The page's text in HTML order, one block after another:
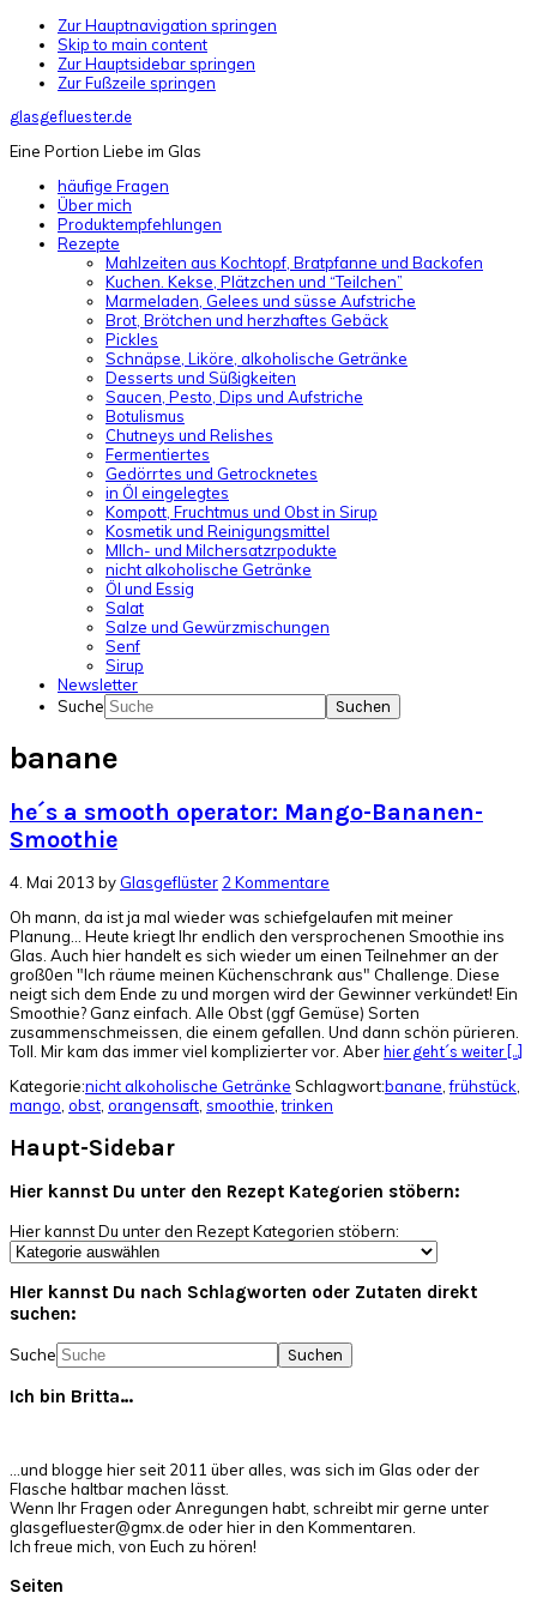
Zur Hauptnavigation springen
Skip to main content
Zur Hauptsidebar springen
Zur Fußzeile springen
glasgefluester.de
Eine Portion Liebe im Glas
häufige Fragen
Über mich
Produktempfehlungen
Rezepte
Mahlzeiten aus Kochtopf, Bratpfanne und Backofen
Kuchen. Kekse, Plätzchen und “Teilchen”
Marmeladen, Gelees und süsse Aufstriche
Brot, Brötchen und herzhaftes Gebäck
Pickles
Schnäpse, Liköre, alkoholische Getränke
Desserts und Süßigkeiten
Saucen, Pesto, Dips und Aufstriche
Botulismus
Chutneys und Relishes
Fermentiertes
Gedörrtes und Getrocknetes
in Öl eingelegtes
Kompott, Fruchtmus und Obst in Sirup
Kosmetik und Reinigungsmittel
MIlch- und Milchersatzrpodukte
nicht alkoholische Getränke
Öl und Essig
Salat
Salze und Gewürzmischungen
Senf
Sirup
Newsletter
Suche
banane
he´s a smooth operator: Mango-Bananen-
Smoothie
4. Mai 2013 by Glasgeflüster 2 Kommentare
Oh mann, da ist ja mal wieder was schiefgelaufen mit meiner
Planung... Heute kriegt Ihr endlich den versprochenen Smoothie ins
Glas. Auch hier handelt es sich wieder um einen Teilnehmer an der
groß0en "Ich räume meinen Küchenschrank aus" Challenge. Diese
neigt sich dem Ende zu und morgen wird der Gewinner verkündet! Ein
Smoothie? Ganz einfach. Alle Obst (ggf Gemüse) Sorten
zusammenschmeissen, die einem gefallen. Und dann schön pürieren.
Toll. Mir kam das immer viel komplizierter vor. Aber hier geht´s weiter [...]
Kategorie:nicht alkoholische Getränke Schlagwort:banane ,frühstück
mango obst orangensaft smoothie ,trinken
Haupt-Sidebar
Hier kannst Du unter den Rezept Kategorien stöbern:
Hier kannst Du unter den Rezept Kategorien stöbern:
HIer kannst Du nach Schlagworten oder Zutaten direkt
suchen:
Suche
Ich bin Britta…
…und blogge hier seit 2011 über alles, was sich im Glas oder der
Flasche haltbar machen lässt.
Wenn Ihr Fragen oder Anregungen habt, schreibt mir gerne unter
glasgefluester@gmx.de oder hier in den Kommentaren.
Ich freue mich, von Euch zu hören!
Seiten